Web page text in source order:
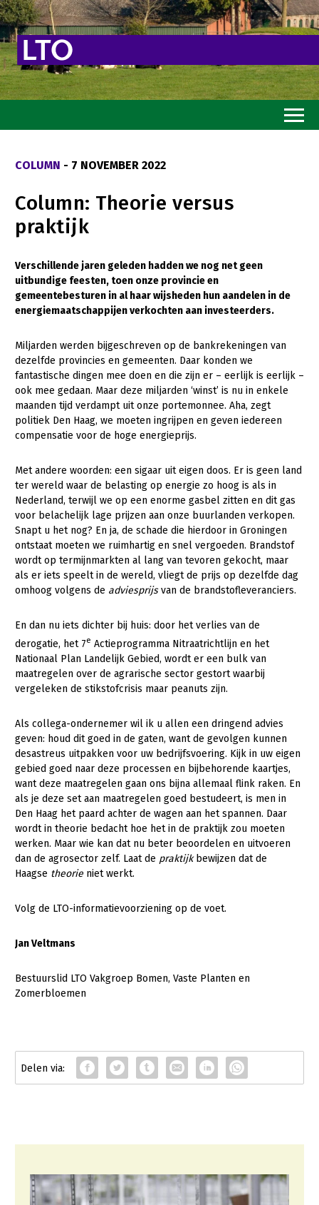
Goed eten
Mooi groen
Sterk ondernemerschap
Transitiepaden
Thema’s
Gezonde planten
Gezonde dieren
Natuur, klimaat en energie
Bodem en water
Mens, ondernemerschap en onderwijs
Internationaal
Sectoren
Dier
Biologische Landbouw
Konijnenhouderij
Melkveehouderij
Pluimveehouderij
Schapenhouderij
Varkenshouderij
Vleesveehouderij
Biologische Landbouw
Bollenteelt
Bomen, vaste planten en zomerbloemen
Glastuinbouw
Paddenstoelen
Vollegrondsgroente
Vrouw en Bedrijf
Onderwerpen
Nieuws
Webinars
Over LTO
LTO Nederland
Mensen
Bestuur en Directie
Medewerkers
Jaarverslag 2023
Vacatures
Contact
COLUMN - 7 NOVEMBER 2022
Column: Theorie versus
praktijk
Verschillende jaren geleden hadden we nog net geen
uitbundige feesten, toen onze provincie en
gemeentebesturen in al haar wijsheden hun aandelen in de
energiemaatschappijen verkochten aan investeerders.
Miljarden werden bijgeschreven op de bankrekeningen van
dezelfde provincies en gemeenten. Daar konden we
fantastische dingen mee doen en die zijn er – eerlijk is eerlijk –
ook mee gedaan. Maar deze miljarden ‘winst’ is nu in enkele
maanden tijd verdampt uit onze portemonnee. Aha, zegt
politiek Den Haag, we moeten ingrijpen en geven iedereen
compensatie voor de hoge energieprijs.
Met andere woorden: een sigaar uit eigen doos. Er is geen land
ter wereld waar de belasting op energie zo hoog is als in
Nederland, terwijl we op een enorme gasbel zitten en dit gas
voor belachelijk lage prijzen aan onze buurlanden verkopen.
Snapt u het nog? En ja, de schade die hierdoor in Groningen
ontstaat moeten we ruimhartig en snel vergoeden. Brandstof
wordt op termijnmarkten al lang van tevoren gekocht, maar
als er iets speelt in de wereld, vliegt de prijs op dezelfde dag
omhoog volgens de adviesprijsvan de brandstofleveranciers.
En dan nu iets dichter bij huis: door het verlies van de
derogatie, het 7e Actieprogramma Nitraatrichtlijn en het
Nationaal Plan Landelijk Gebied, wordt er een bulk van
maatregelen over de agrarische sector gestort waarbij
vergeleken de stikstofcrisis maar peanuts zijn.
Als collega-ondernemer wil ik u allen een dringend advies
geven: houd dit goed in de gaten, want de gevolgen kunnen
desastreus uitpakken voor uw bedrijfsvoering. Kijk in uw eigen
gebied goed naar deze processen en bijbehorende kaartjes,
want deze maatregelen gaan ons bijna allemaal flink raken. En
als je deze set aan maatregelen goed bestudeert, is men in
Den Haag het paard achter de wagen aan het spannen. Daar
wordt in theorie bedacht hoe het in de praktijk zou moeten
werken. Maar wie kan dat nu beter beoordelen en uitvoeren
dan de agrosector zelf. Laat de praktijkbewijzen dat de
Haagse theorie niet werkt.
Volg de LTO-informatievoorziening op de voet.
Jan Veltmans
Bestuurslid LTO Vakgroep Bomen, Vaste Planten en
Zomerbloemen